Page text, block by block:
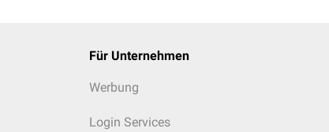
Für Unternehmen
Werbung
Login Services